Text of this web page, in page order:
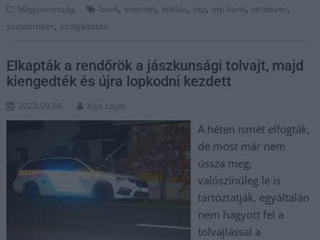
Magyarország bank, internet, leállás, otp, otp bank, rendszer,
szeptember, szolgáltatás
Elkapták a rendőrök a jászkunsági tolvajt, majd
kiengedték és újra lopkodni kezdett
2025.09.04. Kiss Lajos
A héten ismét elfogták,
de most már nem
ússza meg,
valószínűleg le is
tartóztatják, egyáltalán
nem hagyott fel a
tolvajlással a